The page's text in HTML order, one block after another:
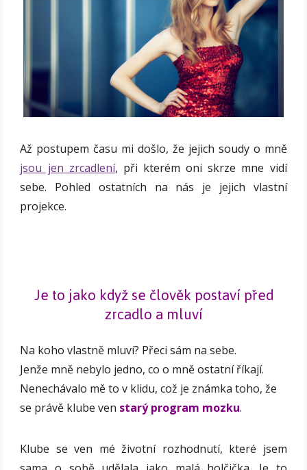
Až postupem času mi došlo, že jejich soudy o mně
jsou jen zrcadlení, při kterém oni skrze mne vidí
sebe. Pohled ostatních na nás je jejich vlastní
projekce.
Je to jako když se člověk postaví před
zrcadlo a mluví
Na koho vlastně mluví? Přeci sám na sebe.
Jenže mně nebylo jedno, co o mně ostatní říkají.
Nenechávalo mě to v klidu, což je známka toho, že
se právě klube ven starý program mozku.
Klube se ven mé životní rozhodnutí, které jsem